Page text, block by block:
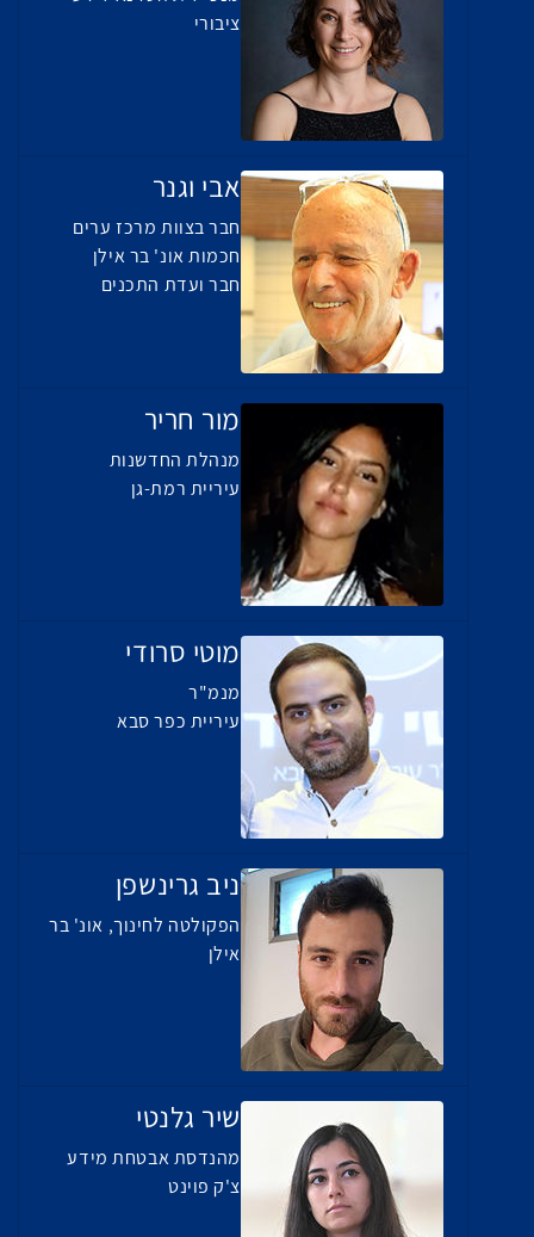
ציבורי
אבי וגנר
חבר בצוות מרכז ערים
חכמות אונ' בר אילן
חבר ועדת התכנים
מור חריר
מנהלת החדשנות
עיריית רמת-גן
מוטי סרודי
מנמ"ר
עיריית כפר סבא
ניב גרינשפן
הפקולטה לחינוך, אונ' בר
אילן
שיר גלנטי
מהנדסת אבטחת מידע
צ'ק פוינט